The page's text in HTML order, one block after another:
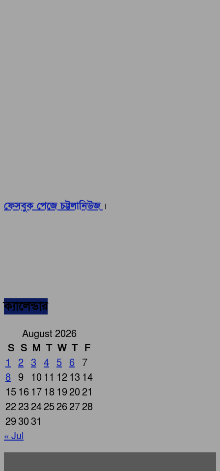
ফেসবুক পেজে চট্টলানিউজ ।
ক্যালেন্ডার
August 2026
S S M T W T F
1
2 3 4 5 6
7
8 9 10 11 12 13 14
15 16 17 18 192021
22232425262728
293031
« Jul